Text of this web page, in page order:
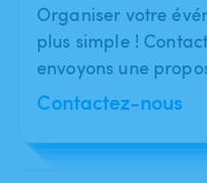
Organiser votre
plus simple !
envoyons une
Contactez-nous